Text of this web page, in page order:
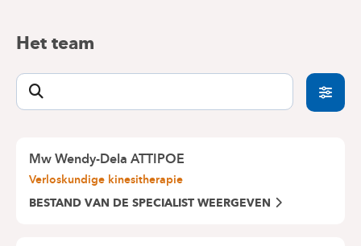
Het team
Mw Wendy-Dela ATTIPOE
Verloskundige kinesitherapie
BESTAND VAN DE SPECIALIST WEERGEVEN